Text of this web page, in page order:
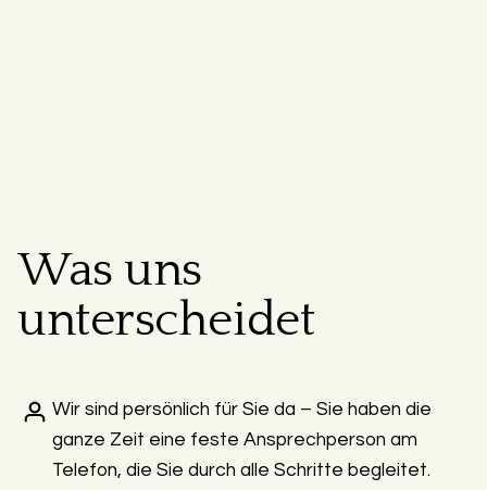
Was uns
unterscheidet
Wir sind persönlich für Sie da – Sie haben die
ganze Zeit eine feste Ansprechperson am
Telefon, die Sie durch alle Schritte begleitet.